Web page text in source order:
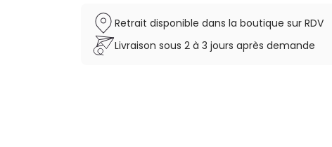
Retrait disponible dans la boutique sur RDV
Livraison sous 2 à 3 jours après demande